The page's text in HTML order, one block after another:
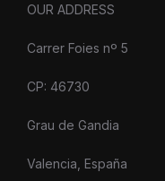
OUR ADDRESS
Carrer Foies nº 5
CP: 46730
Grau de Gandia
Valencia, España